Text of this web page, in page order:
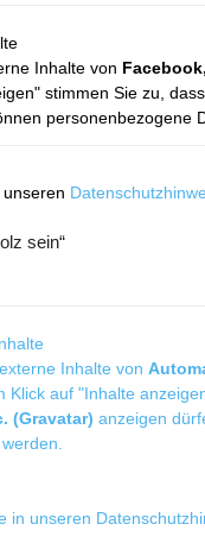
Inhalte von
stimmen Sie zu,
personenbezogene
sein“
Inhalte von
Klick auf "Inhalte
(Gravatar) anzeigen
in unseren